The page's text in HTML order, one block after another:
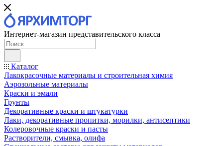
Интернет-магазин представительского класса
Каталог
Лакокрасочные материалы и строительная химия
Аэрозольные материалы
Краски и эмали
Грунты
Декоративные краски и штукатурки
Лаки, декоративные пропитки, морилки, антисептики
Колеровочные краски и пасты
Растворители, смывка, олифа